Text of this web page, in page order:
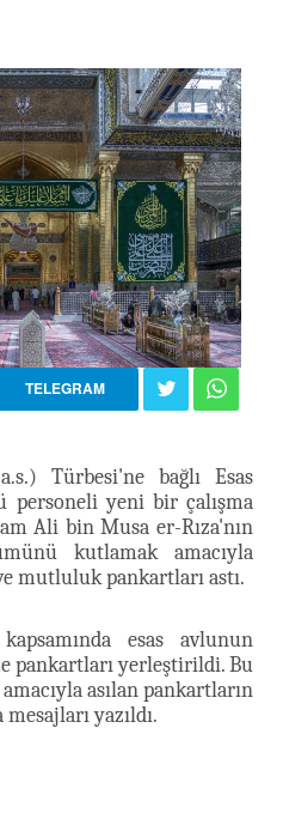
TELEGRAM
Türbesi'ne bağlı Esas
personeli yeni bir çalışma
Ali bin Musa er-Rıza'nın
kutlamak amacıyla
mutluluk pankartları astı.
esas avlunun
pankartları yerleştirildi. Bu
asılan pankartların
yazıldı.